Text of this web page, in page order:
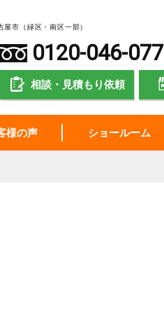
市（緑区・南区一部）
0120-046-077
相談・見積もり依頼
様の声 ショールーム